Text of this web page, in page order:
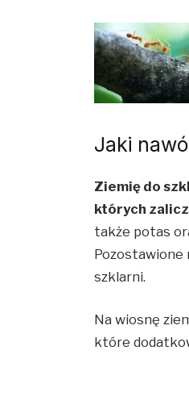
Jaki
Ziemię do
których
także potas
Pozostawione
szklarni.
Na wiosnę
które